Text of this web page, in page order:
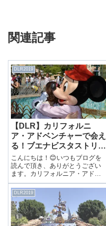
関連記事
DLR2019
【DLR】カリフォルニ
ア・アドベンチャーで会え
る！ブエナビスタストリー
トのミッキー＆ミニーとグ
リーティング！
こんにちは！😊いつもブログを
読んで頂き、ありがとうござい
ます。カリフォルニア・アドベ
ンチャーで会える！ブエナビス
タストリートのミッキー＆ミニ
ーとグリーティング！前回は
MAXPassの機能について紹介し
ました。▶便利なファストパス
やフォトパス...
DLR2019